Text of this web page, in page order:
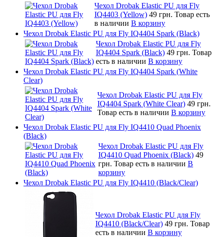
Чехол Drobak Elastic PU для Fly
IQ4403 (Yellow) 49 грн. Товар есть
в наличии В корзину
Чехол Drobak Elastic PU для Fly IQ4404 Spark (Black)
Чехол Drobak Elastic PU для Fly
IQ4404 Spark (Black) 49 грн. Товар
есть в наличии В корзину
Чехол Drobak Elastic PU для Fly IQ4404 Spark (White
Clear)
Чехол Drobak Elastic PU для Fly
IQ4404 Spark (White Clear) 49 грн.
Товар есть в наличии В корзину
Чехол Drobak Elastic PU для Fly IQ4410 Quad Phoenix
(Black)
Чехол Drobak Elastic PU для Fly
IQ4410 Quad Phoenix (Black) 49
грн. Товар есть в наличии В
корзину
Чехол Drobak Elastic PU для Fly IQ4410 (Black/Clear)
Чехол Drobak Elastic PU для Fly
IQ4410 (Black/Clear) 49 грн. Товар
есть в наличии В корзину